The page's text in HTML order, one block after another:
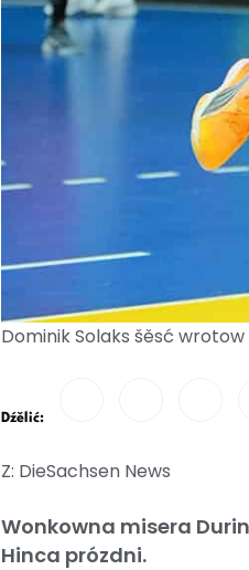
Dominik Solaks šěsć
Dźělić:
Z: DieSachsen News
Wonkowna misera
Hinca prózdni.